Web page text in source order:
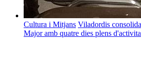
Cultura i Mitjans Viladordis
Major amb quatre dies plens